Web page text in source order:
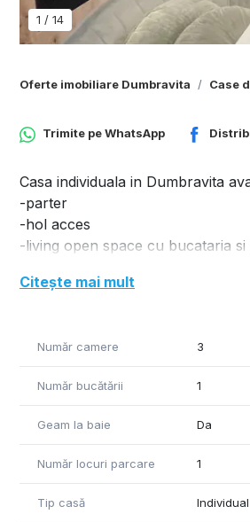
1 / 14
Oferte imobiliare Dumbravita Case
Trimite peWhatsApp
Casa individuala in Dumbravita
-parter
-hol acces
-living open space cu bucataria si
-baie
-baie cu dus si cada
Casa este finisata complet si se
Citește mai mult
Număr camere 3
Număr bucătării 1
Geam la baie Da
Număr locuri parcare 1
Tip casă Individual